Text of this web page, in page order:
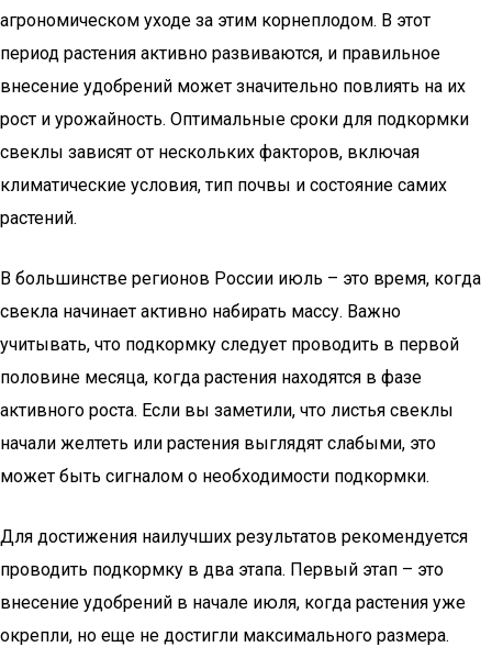
агрономическом уходе за этим корнеплодом. В этот
период растения активно развиваются, и правильное
внесение удобрений может значительно повлиять на их
рост и урожайность. Оптимальные сроки для подкормки
свеклы зависят от нескольких факторов, включая
климатические условия, тип почвы и состояние самих
растений.
В большинстве регионов России июль – это время, когда
свекла начинает активно набирать массу. Важно
учитывать, что подкормку следует проводить в первой
половине месяца, когда растения находятся в фазе
активного роста. Если вы заметили, что листья свеклы
начали желтеть или растения выглядят слабыми, это
может быть сигналом о необходимости подкормки.
Для достижения наилучших результатов рекомендуется
проводить подкормку в два этапа. Первый этап – это
внесение удобрений в начале июля, когда растения уже
окрепли, но еще не достигли максимального размера.